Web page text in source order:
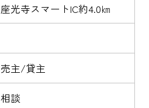
座光寺スマートIC約4.0㎞
売主/貸主
相談